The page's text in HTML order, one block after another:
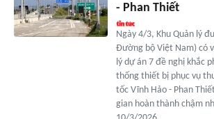
- Phan Thiết
Ngày 4/3, Khu Quản lý
Đường bộ Việt Nam) có
lý dự án 7 đề nghị khắc
thống thiết bị phục vụ
tốc Vĩnh Hảo - Phan
gian hoàn thành chậm